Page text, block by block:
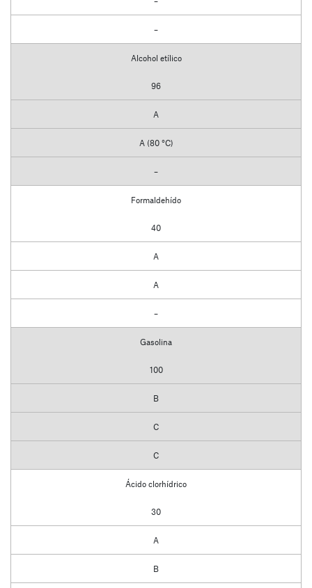
–
Alcohol etílico
96
A
A (80 °C)
–
Formaldehído
40
A
A
–
Gasolina
100
B
C
C
Ácido clorhídrico
30
A
B